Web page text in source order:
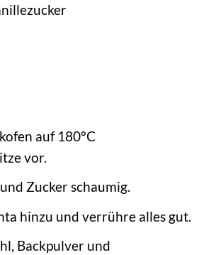
auf 180°C
vor.
Zucker schaumig.
hinzu und verrühre alles gut.
Backpulver und